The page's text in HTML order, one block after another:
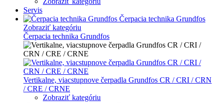
Servis
Čerpacia technika Grundfos
Zobraziť kategóriu
Čerpacia technika Grundfos
Vertikalne, viacstupnove čerpadla Grundfos CR / CRI / CRN
/ CRE / CRNE
Zobraziť kategóriu